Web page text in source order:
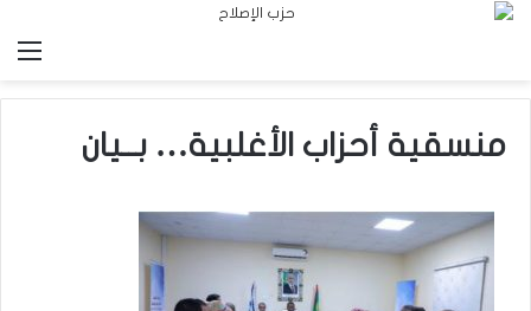
منسقية أحزاب الأغلبية… بــيان